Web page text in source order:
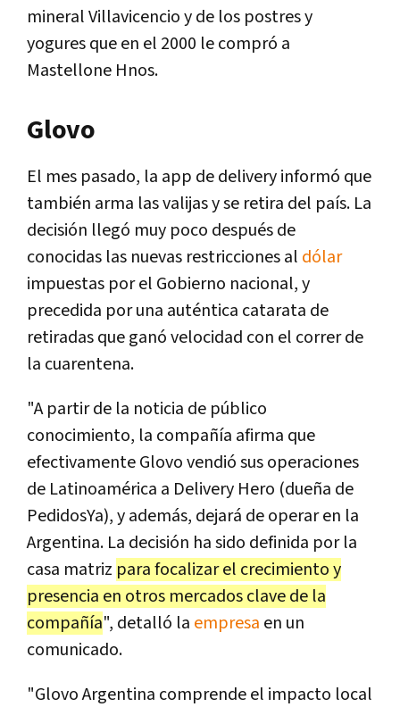
mineral Villavicencio y de los postres y
yogures que en el 2000 le compró a
Mastellone Hnos.
Glovo
El mes pasado, la app de delivery informó que
también arma las valijas y se retira del país. La
decisión llegó muy poco después de
conocidas las nuevas restricciones al dólar
impuestas por el Gobierno nacional, y
precedida por una auténtica catarata de
retiradas que ganó velocidad con el correr de
la cuarentena.
"A partir de la noticia de público
conocimiento, la compañía afirma que
efectivamente Glovo vendió sus operaciones
de Latinoamérica a Delivery Hero (dueña de
PedidosYa), y además, dejará de operar en la
Argentina. La decisión ha sido definida por la
casa matriz para focalizar el crecimiento y
presencia en otros mercados clave de la
compañía", detalló la empresa en un
comunicado.
"Glovo Argentina comprende el impacto local